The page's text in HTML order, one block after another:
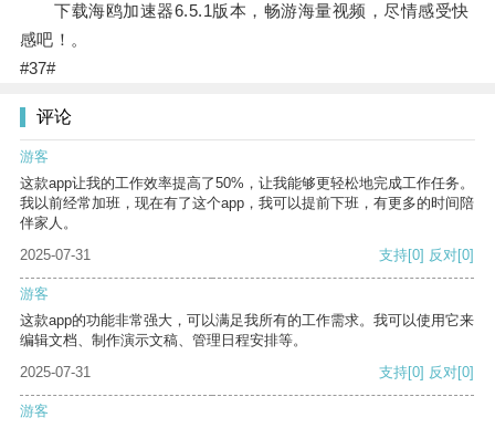
下载海鸥加速器6.5.1版本，畅游海量视频，尽情感受快
感吧！。
#37#
评论
游客
这款app让我的工作效率提高了50%，让我能够更轻松地完成工作任务。
我以前经常加班，现在有了这个app，我可以提前下班，有更多的时间陪
伴家人。
2025-07-31
支持[0] 反对[0]
游客
这款app的功能非常强大，可以满足我所有的工作需求。我可以使用它来
编辑文档、制作演示文稿、管理日程安排等。
2025-07-31
支持[0] 反对[0]
游客